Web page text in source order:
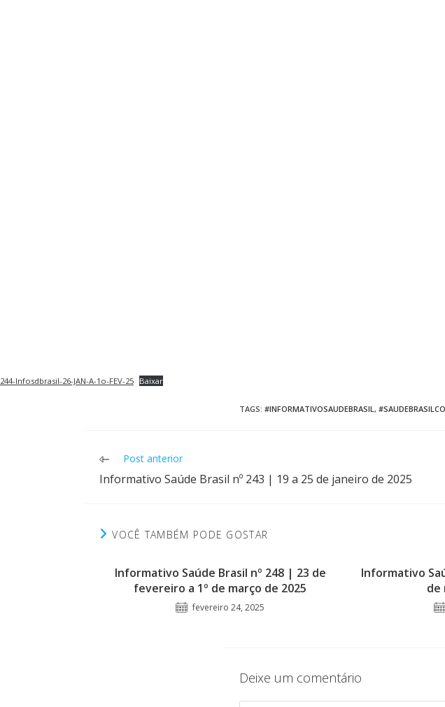
244-Infosdbrasil-26-JAN-A-1o-FEV-25 Baixar
TAGS: #INFORMATIVOSAUDEBRASIL,
Leia
artigos
Post anterior
Informativo Saúde Brasil nº 243 | 19 a 25 de janeiro de 2025
VOCÊ TAMBÉM PODE GOSTAR
Informativo Saúde Brasil nº 248 | 23 de
fevereiro a 1º de março de 2025
fevereiro 24, 2025
Informativo
de
Deixe um comentário